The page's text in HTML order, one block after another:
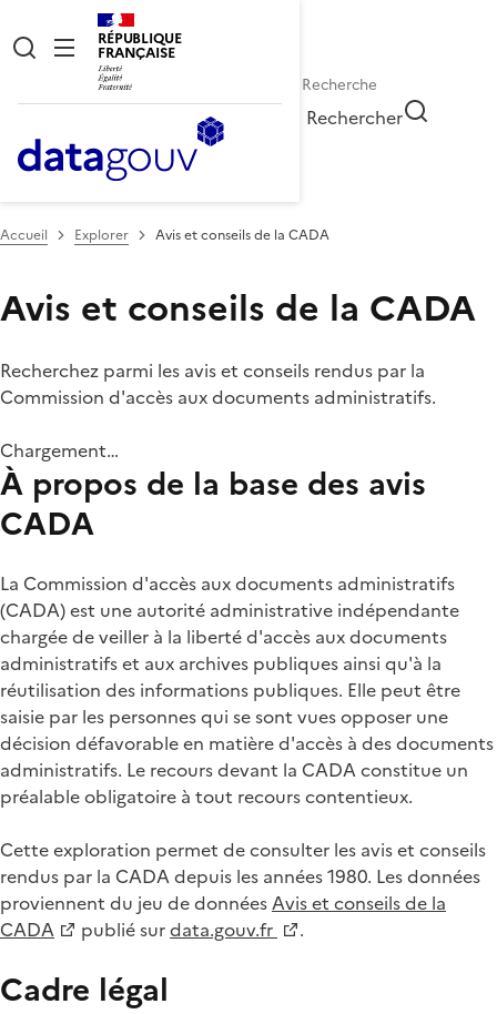
RÉPUBLIQUE
FRANÇAISE
Rechercher
Accueil Explorer Avis et conseils de la CADA
Avis et conseils de la CADA
Recherchez parmi les avis et conseils rendus par la
Commission d'accès aux documents administratifs.
Chargement…
À propos de la base des avis
CADA
La Commission d'accès aux documents administratifs
(CADA) est une autorité administrative indépendante
chargée de veiller à la liberté d'accès aux documents
administratifs et aux archives publiques ainsi qu'à la
réutilisation des informations publiques. Elle peut être
saisie par les personnes qui se sont vues opposer une
décision défavorable en matière d'accès à des documents
administratifs. Le recours devant la CADA constitue un
préalable obligatoire à tout recours contentieux.
Cette exploration permet de consulter les avis et conseils
rendus par la CADA depuis les années 1980. Les données
proviennent du jeu de donnéesAvis et conseils de la
CADA
publié surdata.gouv.fr .
Cadre légal